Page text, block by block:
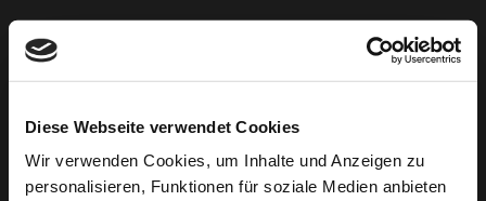
Diese Webseite verwendet Cookies
Wir verwenden Cookies, um Inhalte und Anzeigen zu
personalisieren, Funktionen für soziale Medien anbieten